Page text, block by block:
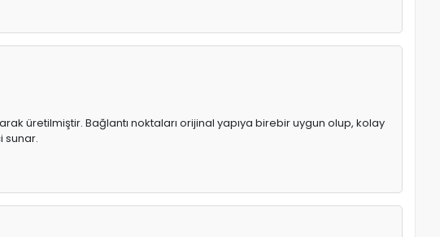
üretilmiştir. Bağlantı noktaları orijinal yapıya birebir uygun olup, kolay
sunar.